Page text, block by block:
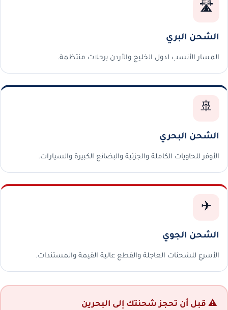
🛣️
الشحن البري
المسار الأنسب لدول الخليج والأردن برحلات منتظمة.
🚢
الشحن البحري
الأوفر للحاويات الكاملة والجزئية والبضائع الكبيرة والسيارات.
✈️
الشحن الجوي
الأسرع للشحنات العاجلة والقطع عالية القيمة والمستندات.
⚠️ قبل أن تحجز شحنتك إلى البحرين